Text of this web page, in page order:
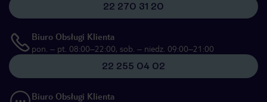
22 270 31 20
Biuro Obsługi Klienta
pon. – pt. 08:00–22:00, sob. – niedz. 09:00–21:00
22 255 04 02
Biuro Obsługi Klienta